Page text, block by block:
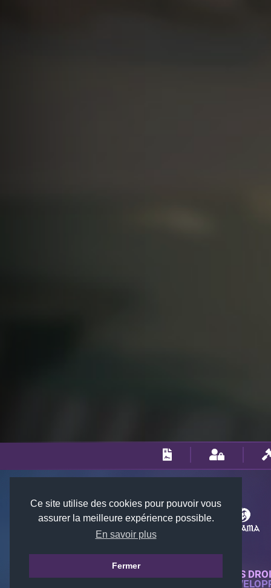
Ce site utilise des cookies pour pouvoir vous
assurer la meilleure expérience possible.
En savoir plus
Fermer
© 2018-2026 KTARENA. TOUS
SITE WEB ENTIÈREMENT